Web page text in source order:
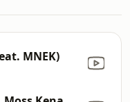
MNEK)